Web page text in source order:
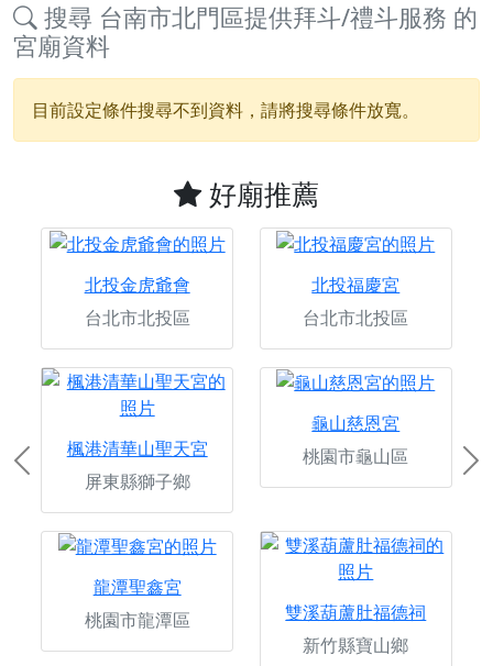
搜尋 台南市北門區提供拜斗/禮斗服務 的
宮廟資料
目前設定條件搜尋不到資料，請將搜尋條件放寬。
好廟推薦
北投金虎爺會
台北市北投區
北投福慶宮
台北市北投區
楓港清華山聖天宮
屏東縣獅子鄉
龜山慈恩宮
桃園市龜山區
龍潭聖鑫宮
桃園市龍潭區
雙溪葫蘆肚福德祠
新竹縣寶山鄉
Previous